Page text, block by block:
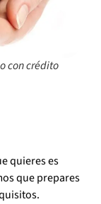
con crédito
quieres es
que prepares